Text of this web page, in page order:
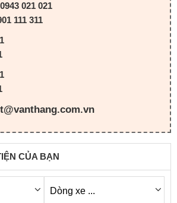
0943 021 021
111 311
CỦA BẠN